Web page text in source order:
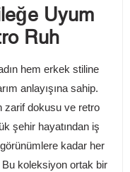
Uyum
Ruh
hem erkek stiline
anlayışına sahip.
zarif dokusu ve retro
şehir hayatından iş
kadar her
koleksiyon ortak bir